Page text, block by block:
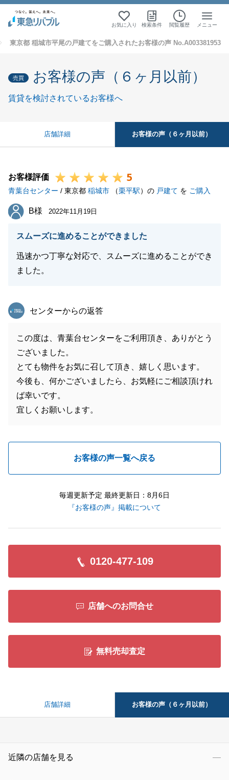
お気に入り 検索条件 閲覧履歴 メニュー
東京都 稲城市平尾の戸建てをご購入されたお客様の声 No.A003381953
売買 お客様の声（６ヶ月以前）
賃貸を検討されているお客様へ
店舗詳細 お客様の声（６ヶ月以前）
お客様評価 5
青葉台センター / 東京都 稲城市 （栗平駅）の 戸建て を ご購入
B様
B様 2022年11月19日
スムーズに進めることができました
迅速かつ丁寧な対応で、スムーズに進めることができ
ました。
東急リバブル
センターからの返答
この度は、青葉台センターをご利用頂き、ありがとう
ございました。
とても物件をお気に召して頂き、嬉しく思います。
今後も、何かございましたら、お気軽にご相談頂けれ
ば幸いです。
宜しくお願いします。
お客様の声一覧へ戻る
毎週更新予定 最終更新日：8月6日
『お客様の声』掲載について
0120-477-109
店舗へのお問合せ
無料売却査定
店舗詳細 お客様の声（６ヶ月以前）
近隣の店舗を見る